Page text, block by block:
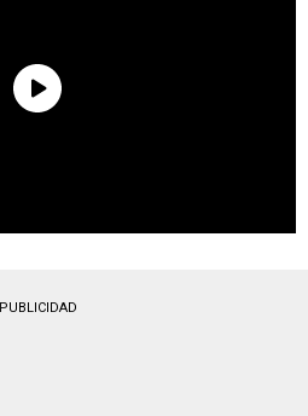
PUBLICIDAD